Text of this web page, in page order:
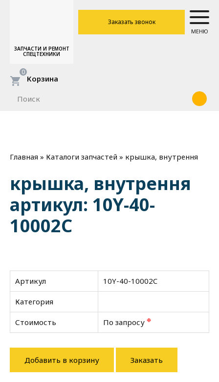
ЗАПЧАСТИ И РЕМОНТ
СПЕЦТЕХНИКИ
Заказать звонок
МЕНЮ
Корзина
0
Главная » Каталоги запчастей » крышка, внутрення
крышка, внутрення
артикул: 10Y-40-
10002C
Артикул 10Y-40-10002C
Категория
Стоимость По запросу ❉
Добавить в корзину Заказать